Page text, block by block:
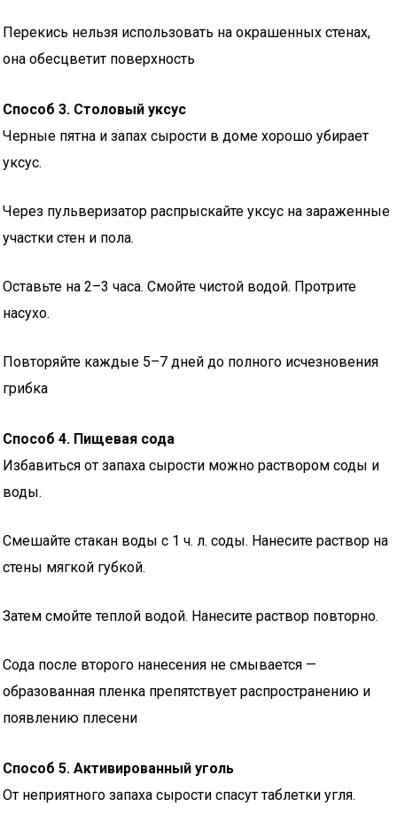
Перекись нельзя использовать на окрашенных стенах,
она обесцветит поверхность
Способ 3. Столовый уксус
Черные пятна и запах сырости в доме хорошо убирает
уксус.
Через пульверизатор распрыскайте уксус на зараженные
участки стен и пола.
Оставьте на 2–3 часа. Смойте чистой водой. Протрите
насухо.
Повторяйте каждые 5–7 дней до полного исчезновения
грибка
Способ 4. Пищевая сода
Избавиться от запаха сырости можно раствором соды и
воды.
Смешайте стакан воды с 1 ч. л. соды. Нанесите раствор на
стены мягкой губкой.
Затем смойте теплой водой. Нанесите раствор повторно.
Сода после второго нанесения не смывается —
образованная пленка препятствует распространению и
появлению плесени
Способ 5. Активированный уголь
От неприятного запаха сырости спасут таблетки угля.